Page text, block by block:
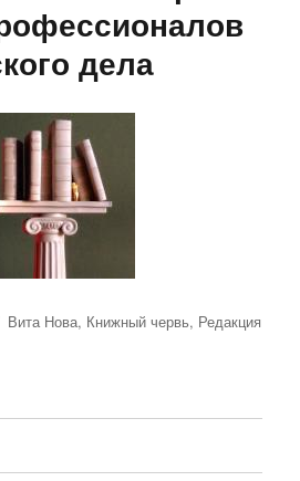
дела
Метки
Вита Нова, Книжный червь, Редакция